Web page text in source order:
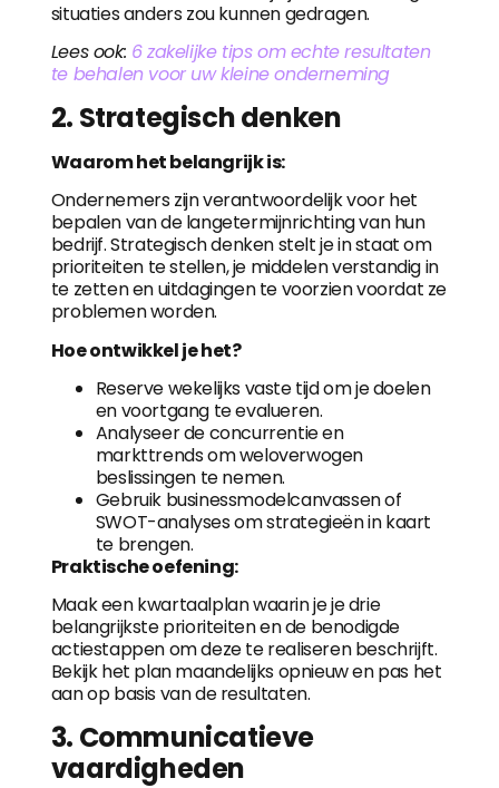
situaties anders zou kunnen gedragen.
Lees ook: 6 zakelijke tips om echte resultaten
te behalen voor uw kleine onderneming
2. Strategisch denken
Waarom het belangrijk is:
Ondernemers zijn verantwoordelijk voor het
bepalen van de langetermijnrichting van hun
bedrijf. Strategisch denken stelt je in staat om
prioriteiten te stellen, je middelen verstandig in
te zetten en uitdagingen te voorzien voordat ze
problemen worden.
Hoe ontwikkel je het?
Reserve wekelijks vaste tijd om je doelen
en voortgang te evalueren.
Analyseer de concurrentie en
markttrends om weloverwogen
beslissingen te nemen.
Gebruik businessmodelcanvassen of
SWOT-analyses om strategieën in kaart
te brengen.
Praktische oefening:
Maak een kwartaalplan waarin je je drie
belangrijkste prioriteiten en de benodigde
actiestappen om deze te realiseren beschrijft.
Bekijk het plan maandelijks opnieuw en pas het
aan op basis van de resultaten.
3. Communicatieve
vaardigheden